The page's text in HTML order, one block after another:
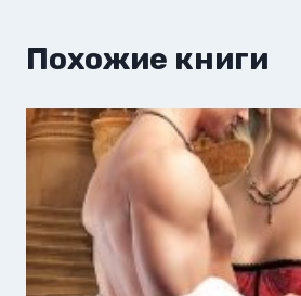
Похожие книги